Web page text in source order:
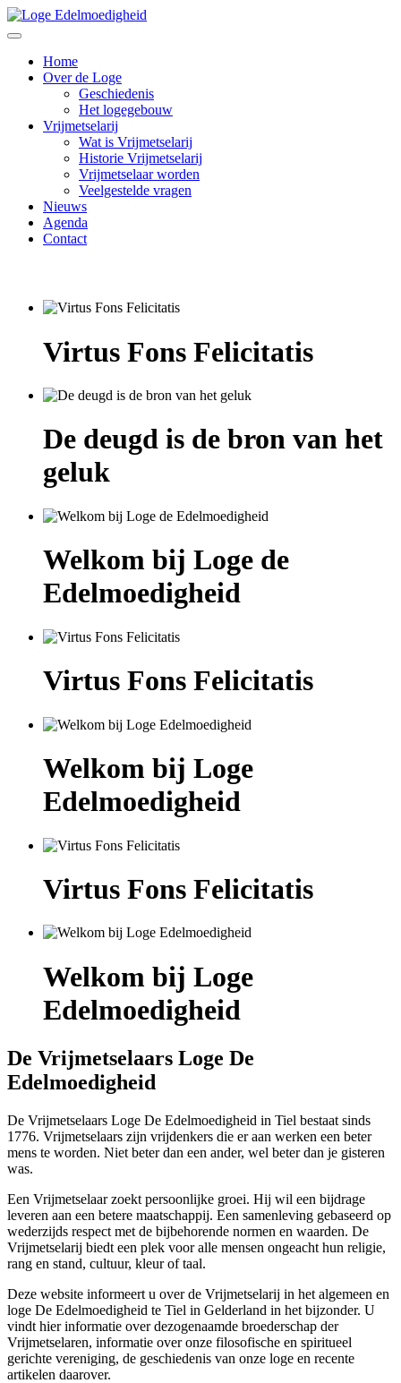
Home
Over de Loge
Geschiedenis
Het logegebouw
Vrijmetselarij
Wat is Vrijmetselarij
Historie Vrijmetselarij
Vrijmetselaar worden
Veelgestelde vragen
Nieuws
Agenda
Contact
Virtus Fons Felicitatis
De deugd is de bron van het
geluk
Welkom bij Loge de
Edelmoedigheid
Virtus Fons Felicitatis
Welkom bij Loge
Edelmoedigheid
Virtus Fons Felicitatis
Welkom bij Loge
Edelmoedigheid
De Vrijmetselaars Loge De
Edelmoedigheid
De Vrijmetselaars Loge De Edelmoedigheid in Tiel bestaat sinds
1776. Vrijmetselaars zijn vrijdenkers die er aan werken een beter
mens te worden. Niet beter dan een ander, wel beter dan je gisteren
was.
Een Vrijmetselaar zoekt persoonlijke groei. Hij wil een bijdrage
leveren aan een betere maatschappij. Een samenleving gebaseerd op
wederzijds respect met de bijbehorende normen en waarden. De
Vrijmetselarij biedt een plek voor alle mensen ongeacht hun religie,
rang en stand, cultuur, kleur of taal.
Deze website informeert u over de Vrijmetselarij in het algemeen en
loge De Edelmoedigheid te Tiel in Gelderland in het bijzonder. U
vindt hier informatie over dezogenaamde broederschap der
Vrijmetselaren, informatie over onze filosofische en spiritueel
gerichte vereniging, de geschiedenis van onze loge en recente
artikelen daarover.